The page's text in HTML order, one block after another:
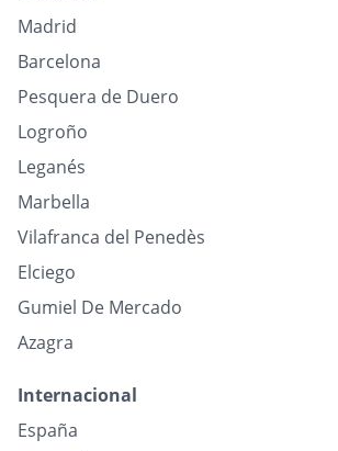
Madrid
Barcelona
Pesquera de Duero
Logroño
Leganés
Marbella
Vilafranca del Penedès
Elciego
Gumiel De Mercado
Azagra
Internacional
España